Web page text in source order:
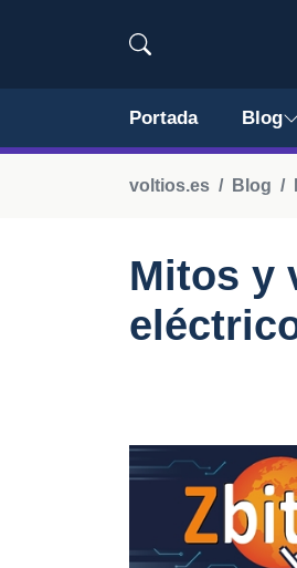
Portada Blog
voltios.es Blog
Mitos y